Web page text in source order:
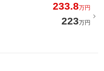
233.8万円
223万円